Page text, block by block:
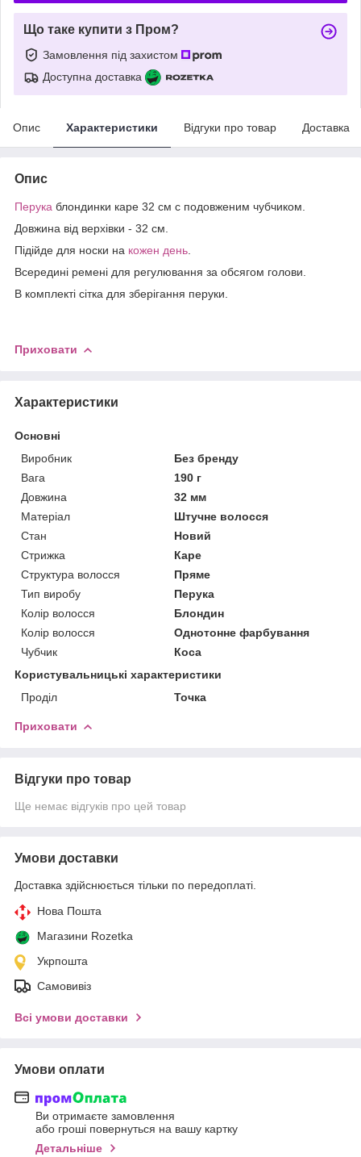
Що таке купити з Пром?
Замовлення під захистом
Доступна доставка
Опис Характеристики Відгуки про товар Доставка
Опис
Перука блондинки каре 32 см c подовженим чубчиком.
Довжина від верхівки - 32 см.
Підійде для носки на кожен день
Всередині ремені для регулювання за обсягом голови.
В комплекті сітка для зберігання перуки.
Приховати
Характеристики
Основні
Виробник
Без бренду
Вага
190 г
Довжина
32 мм
Матеріал
Штучне волосся
Стан
Новий
Стрижка
Каре
Структура волосся
Пряме
Тип виробу
Перука
Колір волосся
Блондин
Колір волосся
Однотонне фарбування
Чубчик
Коса
Користувальницькі характеристики
Проділ
Точка
Приховати
Відгуки про товар
Ще немає відгуків про цей товар
Умови доставки
Доставка здійснюється тільки по передоплаті.
Нова Пошта
Магазини Rozetka
Укрпошта
Самовивіз
Всі умови доставки
Умови оплати
Ви отримаєте замовлення
або гроші повернуться на вашу картку
Детальніше